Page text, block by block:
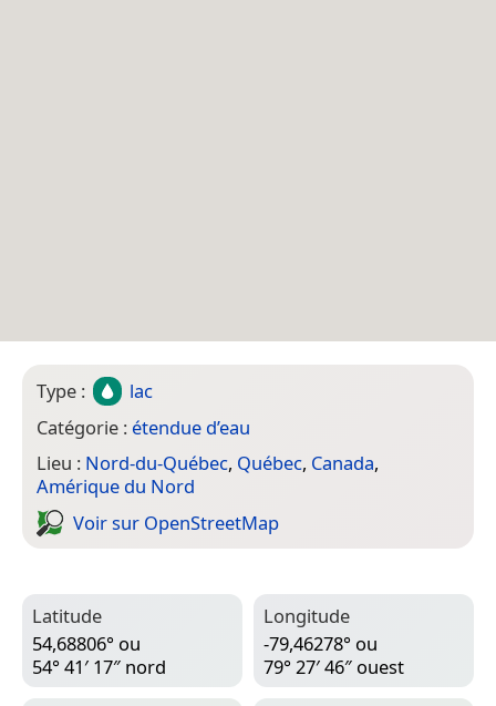
Type :
lac
Catégorie : étendue d’eau
Lieu : Nord-du-Québec, Québec, Canada,
Amérique du Nord
Voir sur Open­Street­Map
Latitude
54,68806° ou
54° 41′ 17″ nord
Longitude
-79,46278° ou
79° 27′ 46″ ouest